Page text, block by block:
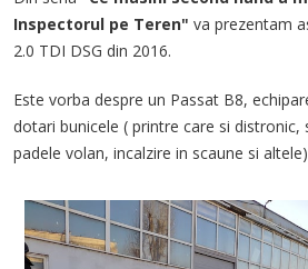
Inspectorul pe Teren" va prezentam
2.0 TDI DSG din 2016.
Este vorba despre un Passat B8,
dotari bunicele ( printre care si distronic,
padele volan, incalzire in scaune si